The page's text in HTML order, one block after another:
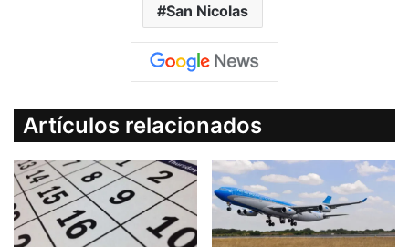
San Nicolas
Artículos relacionados